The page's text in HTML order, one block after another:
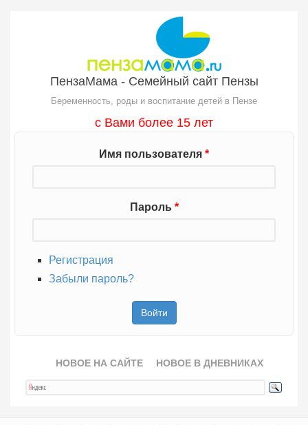
ПензаМама - Семейный сайт Пензы
Беременность, роды и воспитание детей в Пензе
с Вами более 15 лет
Имя пользователя *
Пароль *
Регистрация
Забыли пароль?
НОВОЕ НА САЙТЕ НОВОЕ В ДНЕВНИКАХ